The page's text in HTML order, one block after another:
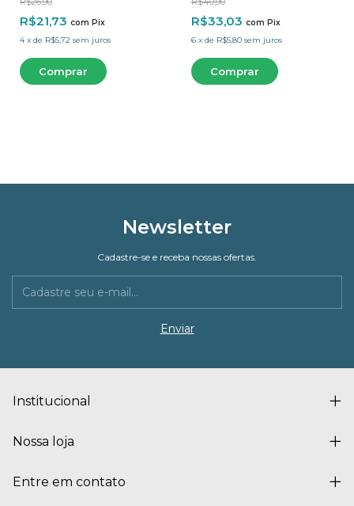
R$21,73 com Pix
4 x de R$5,72 sem juros
R$33,03 com Pix
6 x de R$5,80 sem juros
Newsletter
Cadastre-se e receba nossas ofertas.
Institucional
Nossa loja
Entre em contato